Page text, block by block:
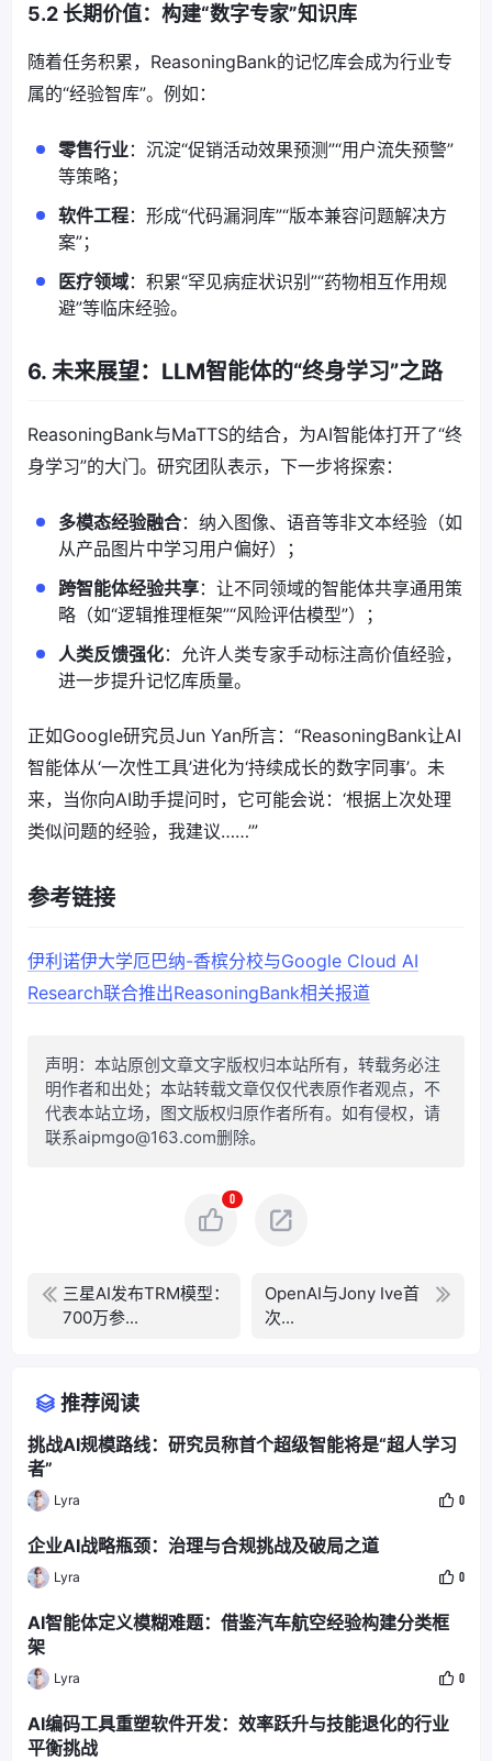
5.2 长期价值：构建“数字专家”知识库
随着任务积累，ReasoningBank的记忆库会成为行业专
属的“经验智库”。例如：
零售行业：沉淀“促销活动效果预测”“用户流失预警”
等策略；
软件工程：形成“代码漏洞库”“版本兼容问题解决方
案”；
医疗领域：积累“罕见病症状识别”“药物相互作用规
避”等临床经验。
6. 未来展望：LLM智能体的“终身学习”之路
ReasoningBank与MaTTS的结合，为AI智能体打开了“终
身学习”的大门。研究团队表示，下一步将探索：
多模态经验融合：纳入图像、语音等非文本经验（如
从产品图片中学习用户偏好）；
跨智能体经验共享：让不同领域的智能体共享通用策
略（如“逻辑推理框架”“风险评估模型”）；
人类反馈强化：允许人类专家手动标注高价值经验，
进一步提升记忆库质量。
正如Google研究员Jun Yan所言：“ReasoningBank让AI
智能体从‘一次性工具’进化为‘持续成长的数字同事’。未
来，当你向AI助手提问时，它可能会说：‘根据上次处理
类似问题的经验，我建议……’”
参考链接
伊利诺伊大学厄巴纳-香槟分校与Google Cloud AI
Research联合推出ReasoningBank相关报道
声明：本站原创文章文字版权归本站所有，转载务必注
明作者和出处；本站转载文章仅仅代表原作者观点，不
代表本站立场，图文版权归原作者所有。如有侵权，请
联系aipmgo@163.com删除。
0
三星AI发布TRM模型：
700万参...
OpenAI与Jony Ive首
次...
推荐阅读
挑战AI规模路线：研究员称首个超级智能将是“超人学习
者”
Lyra 0
企业AI战略瓶颈：治理与合规挑战及破局之道
Lyra 0
AI智能体定义模糊难题：借鉴汽车航空经验构建分类框
架
Lyra 0
AI编码工具重塑软件开发：效率跃升与技能退化的行业
平衡挑战